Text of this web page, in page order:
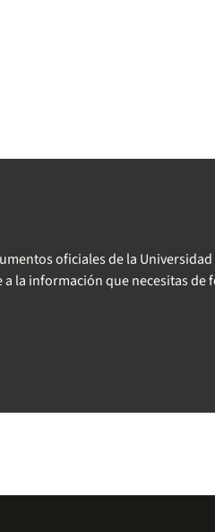
oficiales de la Universidad
la información que necesitas de